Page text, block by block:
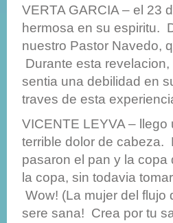
VERTA GARCIA – el 23
hermosa en su espiritu.
nuestro Pastor Navedo,
Durante esta
sentia una debilidad en
traves de esta
VICENTE LEYVA –
terrible dolor de
pasaron el pan y la
la copa, sin todavia
Wow! (La mujer del
sere sana! Crea por tu